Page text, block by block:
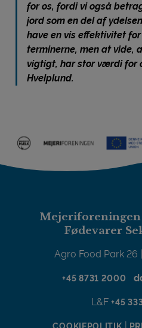
for os, fordi vi også
jord som en del af
have en vis effektivitet
terminerne, men at vide,
vigtigt, har stor værdi for
Hvelplund.
Fødevarer
Agro Food Park 26
+45 8731 2000
L&F+45